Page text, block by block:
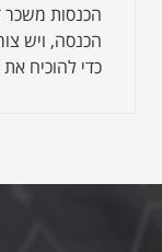
הכנסות משכר
הכנסה, ויש
כדי להוכיח